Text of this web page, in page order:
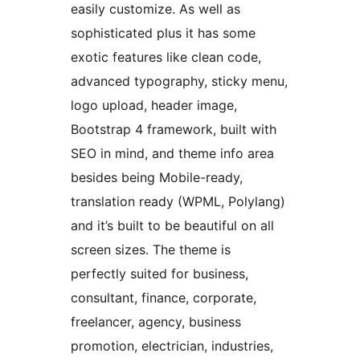
easily customize. As well as
sophisticated plus it has some
exotic features like clean code,
advanced typography, sticky menu,
logo upload, header image,
Bootstrap 4 framework, built with
SEO in mind, and theme info area
besides being Mobile-ready,
translation ready (WPML, Polylang)
and it’s built to be beautiful on all
screen sizes. The theme is
perfectly suited for business,
consultant, finance, corporate,
freelancer, agency, business
promotion, electrician, industries,